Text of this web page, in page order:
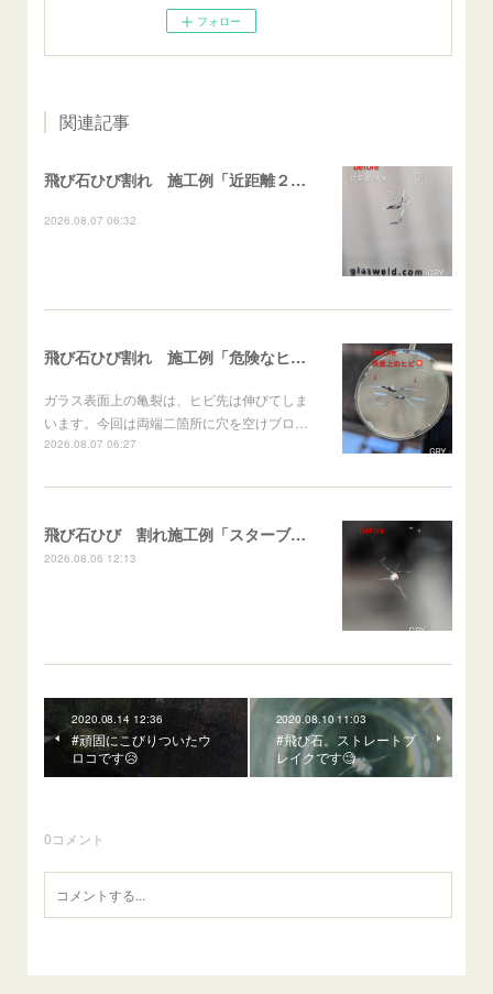
フォロー
関連記事
飛び石ひび割れ 施工例「近距離２箇所・パーシャル系+ストレート系」CX-8
2026.08.07 06:32
飛び石ひび割れ 施工例「危険なヒビ🚨⚠️表面上亀裂」ジムニー
ガラス表面上の亀裂は、ヒビ先は伸びてしま
います。今回は両端二箇所に穴を空けブロ…
2026.08.07 06:27
飛び石ひび 割れ施工例「スターブレイク系」 フリード
2026.08.06 12:13
2020.08.14 12:36
#頑固にこびりついたウ
ロコです😥
2020.08.10 11:03
#飛び石。ストレートブ
レイクです🧐
0コメント